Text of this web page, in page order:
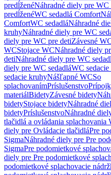
predĺženéNáhradné diely pre
predĺženéWC sedadlá Comfort
ComfortWC sedadláNáhradné
kruhyNáhradné diely pre WC
diely pre WC pre detiZávesné
WCStojace WCNáhradné diely
detiNáhradné diely pre WC
diely pre WC sedadláWC
sedacie kruhyNášľapné WCSo
splachovanímPríslušenstvo
materiálBidetyZávesné bidety
bidetyStojace bidetyNáhradné
bidetyPríslušenstvoNáhradné
tlačidlá a ovládania splachovania
diely pre Ovládacie tlačidláPre
SigmaNáhradné diely pre Pre
SigmaPre podomietkové
diely pre Pre podomietkové
podomietkové splachovacie